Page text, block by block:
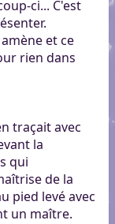
ci... C'est
et ce
rien dans
traçait avec
la
qui
de la
pied levé avec
un maître.